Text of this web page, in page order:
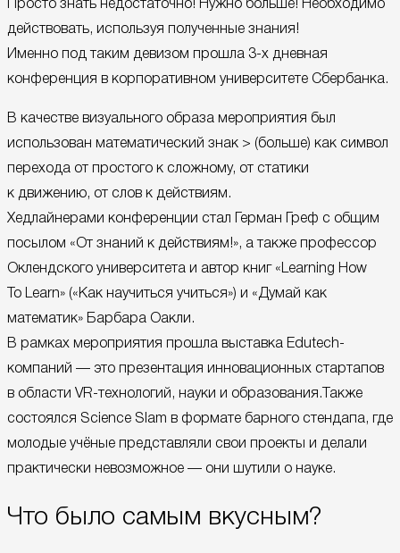
Просто знать недостаточно! Нужно больше! Необходимо
действовать, используя полученные знания!
Именно под таким девизом прошла 3-х дневная
конференция в корпоративном университете Сбербанка.
В качестве визуального образа мероприятия был
использован математический знак > (больше) как символ
перехода от простого к сложному, от статики
к движению, от слов к действиям.
Хедлайнерами конференции стал Герман Греф с общим
посылом «От знаний к действиям!», а также профессор
Оклендского университета и автор книг «Learning How
To Learn» («Как научиться учиться») и «Думай как
математик» Барбара Оакли.
В рамках мероприятия прошла выставка Edutech-
компаний — это презентация инновационных стартапов
в области VR-технологий, науки и образования.Также
состоялся Science Slam в формате барного стендапа, где
молодые учёные представляли свои проекты и делали
практически невозможное — они шутили о науке.
Что было самым вкусным?